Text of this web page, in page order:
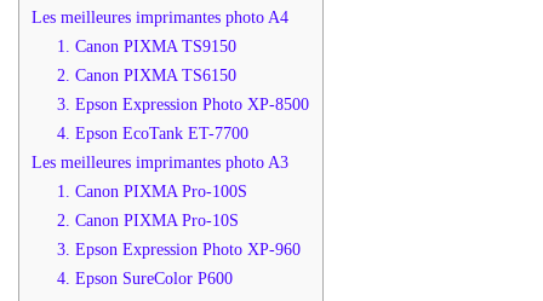
Les meilleures imprimantes photo A4
1. Canon PIXMA TS9150
2. Canon PIXMA TS6150
3. Epson Expression Photo XP-8500
4. Epson EcoTank ET-7700
Les meilleures imprimantes photo A3
1. Canon PIXMA Pro-100S
2. Canon PIXMA Pro-10S
3. Epson Expression Photo XP-960
4. Epson SureColor P600